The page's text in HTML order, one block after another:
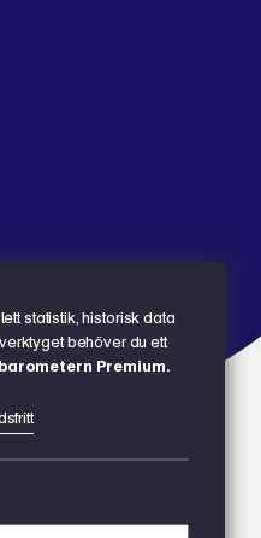
statistik, historisk data
behöver du ett
Premium.